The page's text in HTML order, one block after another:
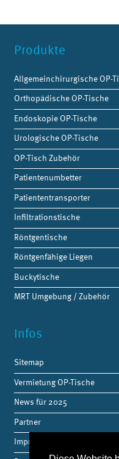
Produkte
Allgemeinchirurgische OP-
Orthopädische OP-Tische
Endoskopie OP-Tische
Urologische OP-Tische
OP-Tisch Zubehör
Patientenumbetter
Patiententransporter
Infiltrationstische
Röntgentische
Röntgenfähige Liegen
Buckytische
MRT Umgebung / Zubehör
Infos
Sitemap
Vermietung OP-Tische
News für 2025
Partner
Impressum